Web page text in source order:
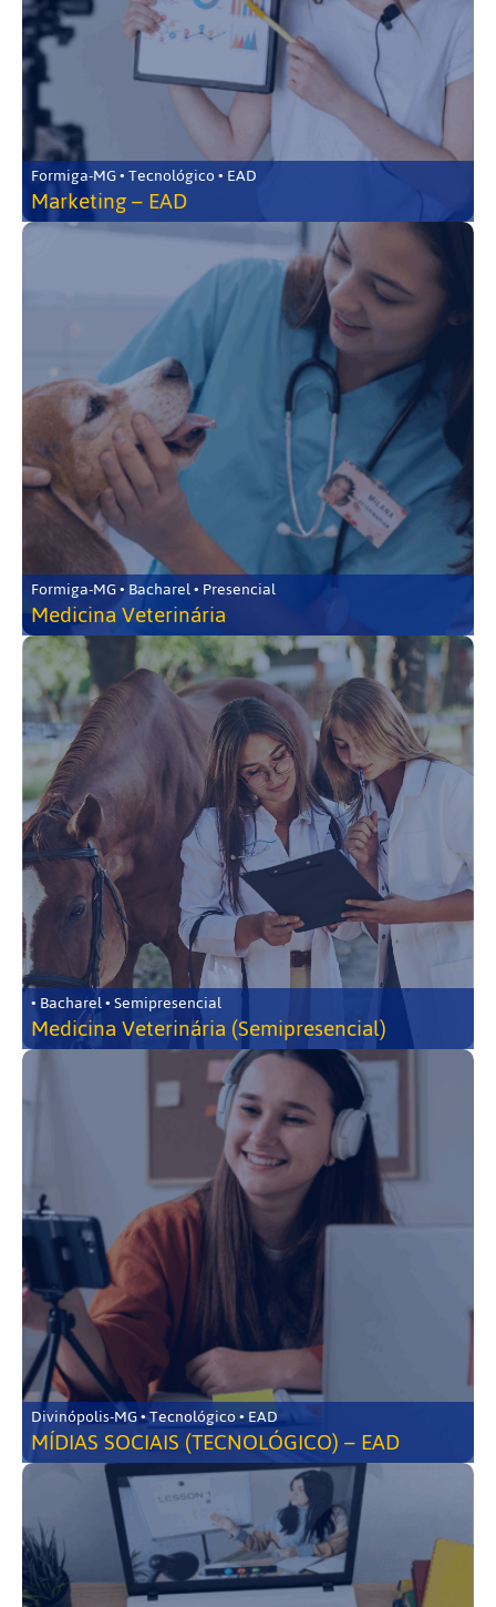
Formiga-MG • Tecnológico • EAD
Marketing – EAD
Formiga-MG • Bacharel • Presencial
Medicina Veterinária
• Bacharel • Semipresencial
Medicina Veterinária (Semipresencial)
Divinópolis-MG • Tecnológico • EAD
MÍDIAS SOCIAIS (TECNOLÓGICO) – EAD